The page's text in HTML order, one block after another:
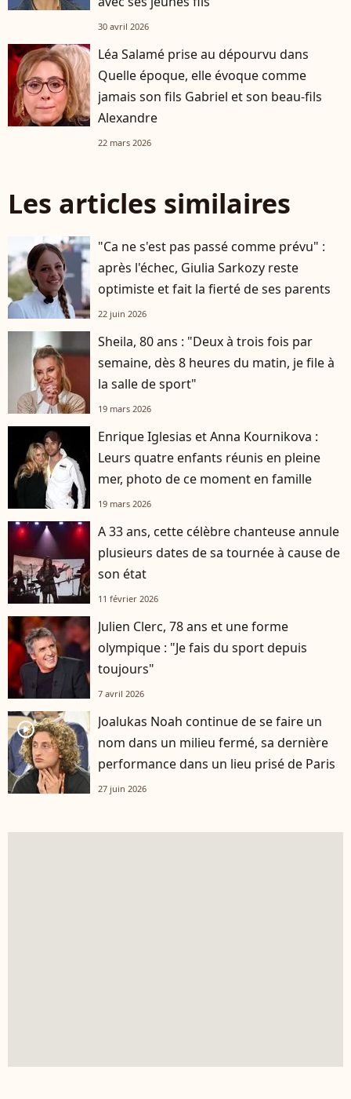
30 avril 2026
Léa Salamé prise au dépourvu dans
Quelle époque, elle évoque comme
jamais son fils Gabriel et son beau-fils
Alexandre
22 mars 2026
Les articles similaires
"Ca ne s'est pas passé comme prévu" :
après l'échec, Giulia Sarkozy reste
optimiste et fait la fierté de ses parents
22 juin 2026
Sheila, 80 ans : "Deux à trois fois par
semaine, dès 8 heures du matin, je file à
la salle de sport"
19 mars 2026
Enrique Iglesias et Anna Kournikova :
Leurs quatre enfants réunis en pleine
mer, photo de ce moment en famille
19 mars 2026
A 33 ans, cette célèbre chanteuse annule
plusieurs dates de sa tournée à cause de
son état
11 février 2026
Julien Clerc, 78 ans et une forme
olympique : "Je fais du sport depuis
toujours"
7 avril 2026
player2
Joalukas Noah continue de se faire un
nom dans un milieu fermé, sa dernière
performance dans un lieu prisé de Paris
27 juin 2026